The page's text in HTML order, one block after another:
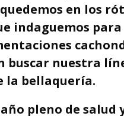
en los
indaguemos
buscar nuestra
la bellaquería.
pleno de salud